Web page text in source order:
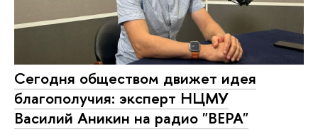
Сегодня обществом движет идея
благополучия: эксперт НЦМУ
Василий Аникин на радио "ВЕРА"